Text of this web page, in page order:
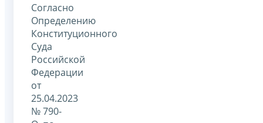
Согласно
Определению
Конституционного
Суда
Российской
Федерации
от
25.04.2023
№ 790-